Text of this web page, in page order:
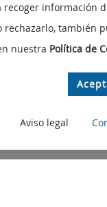
Redes sociales
Identidad gráfica
recoger información
también
nuestra Política de
Aviso legal